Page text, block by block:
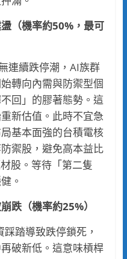
（機率約50%，最可
連續跌停潮，AI族群
轉向內需與防禦型個
回」的膠著態勢。這
新估值。此時不宜急
基本面強的台積電核
禦股，避免高本益比
股。等待「第二隻
。
跌（機率約25%）
踏導致跌停鎖死，
破新低。這意味槓桿